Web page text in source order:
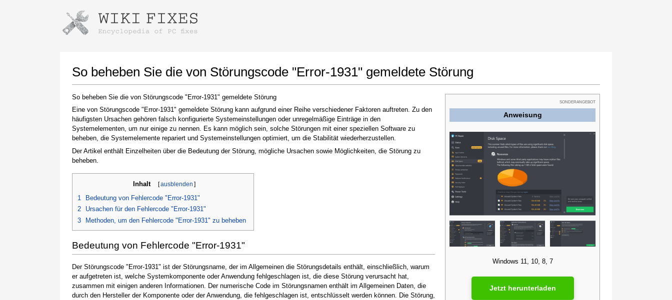
So beheben Sie die von Störungscode "Error-1931" gemeldete Störung
So beheben Sie die von Störungscode "Error-1931" gemeldete Störung
Eine von Störungscode "Error-1931" gemeldete Störung kann aufgrund einer Reihe verschiedener Faktoren auftreten. Zu den
häufigsten Ursachen gehören falsch konfigurierte Systemeinstellungen oder unregelmäßige Einträge in den
Systemelementen, um nur einige zu nennen. Es kann möglich sein, solche Störungen mit einer speziellen Software zu
beheben, die Systemelemente repariert und Systemeinstellungen optimiert, um die Stabilität wiederherzustellen.
Der Artikel enthält Einzelheiten über die Bedeutung der Störung, mögliche Ursachen sowie Möglichkeiten, die Störung zu
beheben.
Inhalt [ausblenden ]
1
Bedeutung von Fehlercode "Error-1931"
2
Ursachen für den Fehlercode "Error-1931"
3
Methoden, um den Fehlercode "Error-1931" zu beheben
Bedeutung von Fehlercode "Error-1931"
Der Störungscode "Error-1931" ist der Störungsname, der im Allgemeinen die Störungsdetails enthält, einschließlich, warum
er aufgetreten ist, welche Systemkomponente oder Anwendung fehlgeschlagen ist, die diese Störung verursacht hat,
zusammen mit einigen anderen Informationen. Der numerische Code im Störungsnamen enthält im Allgemeinen Daten, die
durch den Hersteller der Komponente oder der Anwendung, die fehlgeschlagen ist, entschlüsselt werden können. Die Störung,
SONDERANGEBOT
Anweisung
Windows 11, 10, 8, 7
Jetzt herunterladen
Anweisungen zum Herunterladen mit Google Chrome
Klicken Sie nach Abschluss des Downloads auf
den Link zur heruntergeladenen Datei